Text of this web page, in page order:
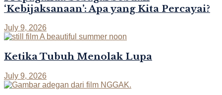
‘Kebijaksanaan’: Apa yang Kita Percayai?
July 9, 2026
Ketika Tubuh Menolak Lupa
July 9, 2026